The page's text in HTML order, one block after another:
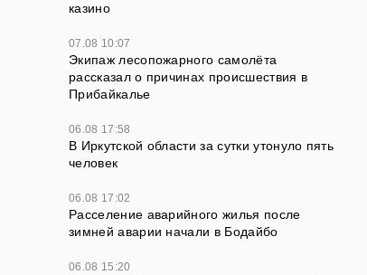
казино
07.08 10:07
Экипаж лесопожарного самолёта
рассказал о причинах происшествия в
Прибайкалье
06.08 17:58
В Иркутской области за сутки утонуло пять
человек
06.08 17:02
Расселение аварийного жилья после
зимней аварии начали в Бодайбо
06.08 15:20